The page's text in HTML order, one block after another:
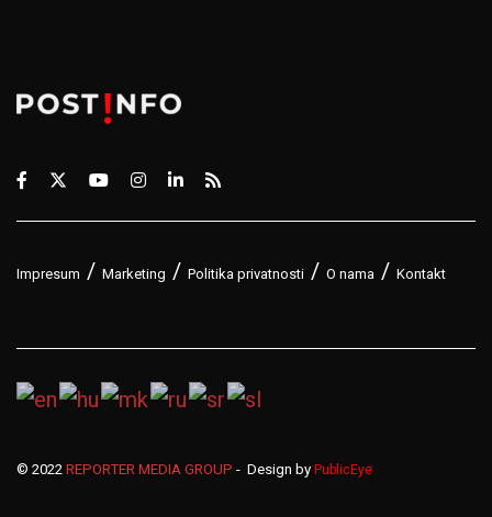
Impresum Marketing Politika privatnosti O nama Kontakt
© 2022 REPORTER MEDIA GROUP - Design by PublicEye